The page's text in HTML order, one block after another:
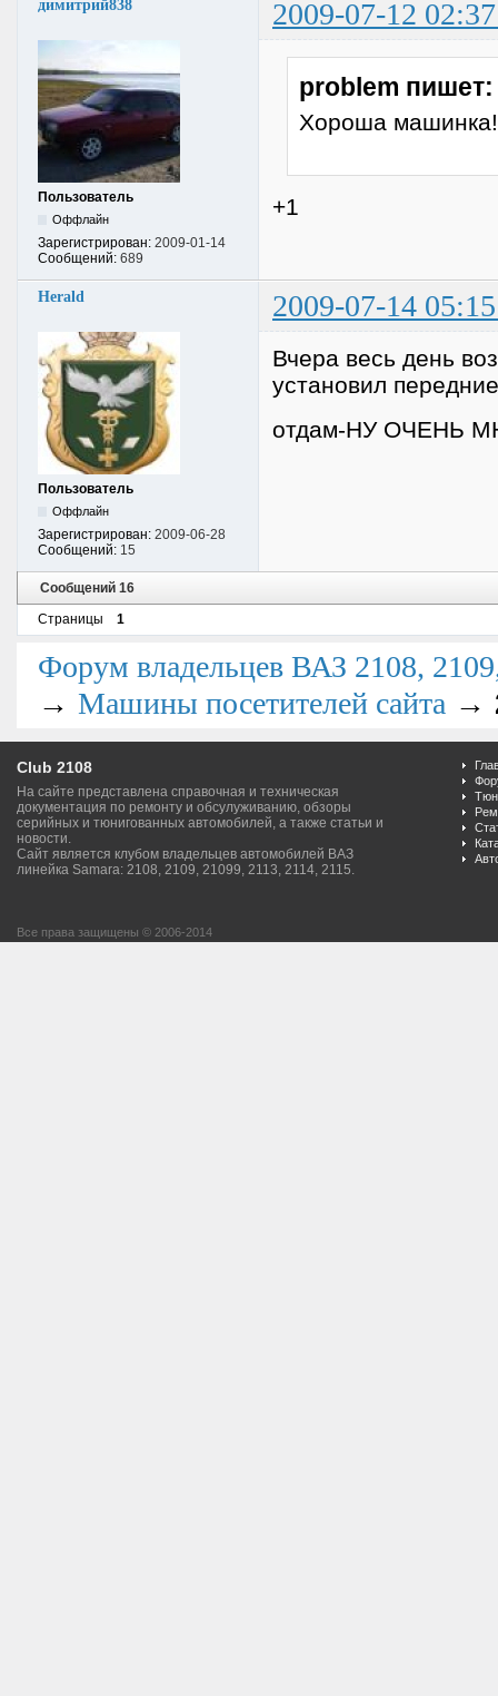
димитрий838 2009-07-12
Пользователь
Оффлайн
Зарегистрирован: 2009-01-14
Сообщений: 689
problem пишет:
Хороша
+1
Herald 2009-07-14
Пользователь
Оффлайн
Зарегистрирован: 2009-06-28
Сообщений: 15
Вчера весь день
установил
отдам-НУ ОЧЕНЬ
Сообщений 16
Страницы
1
Форум владельцев ВАЗ 2108,
→ Машины посетителей сайта →
Club 2108
На сайте представлена справочная и техническая
документация по ремонту и обсулуживанию, обзоры
серийных и тюнигованных автомобилей, а также статьи и
новости.
Сайт является клубом владельцев автомобилей ВАЗ
линейка Samara: 2108, 2109, 21099, 2113, 2114, 2115.
Все права защищены © 2006-2014